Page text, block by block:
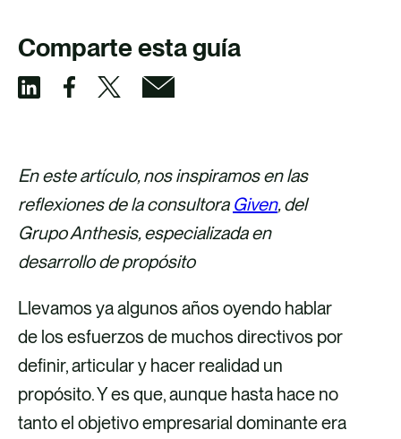
Comparte esta guía
m
p
a
r
i
r
v
í
a
m
p
a
r
i
r
v
í
a
m
p
a
r
i
r
v
í
a
m
p
a
r
i
r
p
o
r
En este artículo, nos inspiramos en las
reflexiones de la consultora Given, del
Grupo Anthesis, especializada en
desarrollo de propósito
Llevamos ya algunos años oyendo hablar
de los esfuerzos de muchos directivos por
definir, articular y hacer realidad un
propósito. Y es que, aunque hasta hace no
tanto el objetivo empresarial dominante era